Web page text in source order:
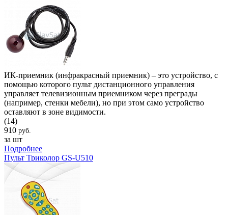
ИК-приемник (инфракрасный приемник) – это устройство, с
помощью которого пульт дистанционного управления
управляет телевизионным приемником через преграды
(например, стенки мебели), но при этом само устройство
оставляют в зоне видимости.
(14)
910 руб.
за шт
Подробнее
Пульт Триколор GS-U510